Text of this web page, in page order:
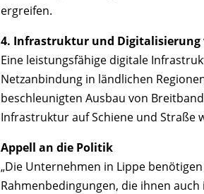
ergreifen.
4. Infrastruktur und Digitalisierung
Eine leistungsfähige digitale
Netzanbindung in ländlichen
beschleunigten Ausbau von
Infrastruktur auf Schiene und Straße
Appell an die Politik
„Die Unternehmen in Lippe
Rahmenbedingungen, die ihnen